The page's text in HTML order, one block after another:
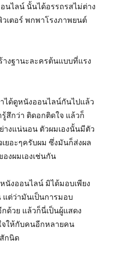
ไลน์ นั้นได้อรรถรสไม่ต่าง
เตอร์ พกพาโรงภาพยนต์
งฐานะละครต้นแบบที่แรง
ได้ดูหนังออนไลน์กันไปแล้ว
สึกว่า ติดอกติดใจ แล้วก็
างแน่นอน ตัวผมเองนั้นมีตัว
ยอะๆครับผม ซึ่งมันก็ส่งผล
งผมเองเช่นกัน
นังออนไลน์ มิได้มอบเพียง
แต่ว่ามันเป็นการมอบ
ด้วย แล้วก็นี่เป็นผู้แสดง
จให้กับคนอีกหลายคน
กนิด